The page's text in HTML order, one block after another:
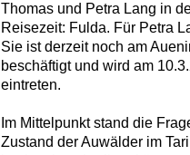
Thomas und Petra Lang in
Reisezeit: Fulda. Für Petra
Sie ist derzeit noch am
beschäftigt und wird am
eintreten.
Im Mittelpunkt stand die
Zustand der Auwälder im